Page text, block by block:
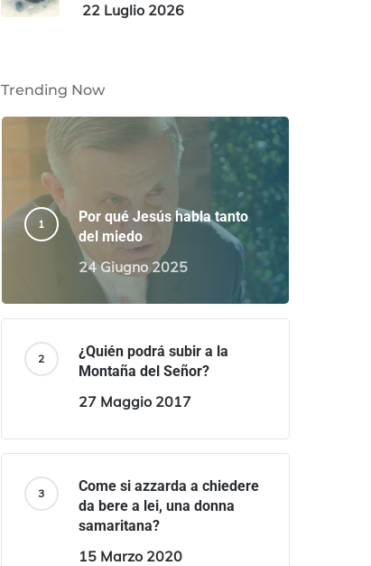
22 Luglio 2026
Trending Now
Por qué Jesús habla tanto
del miedo
24 Giugno 2025
¿Quién podrá subir a la
Montaña del Señor?
27 Maggio 2017
Come si azzarda a chiedere
da bere a lei, una donna
samaritana?
15 Marzo 2020